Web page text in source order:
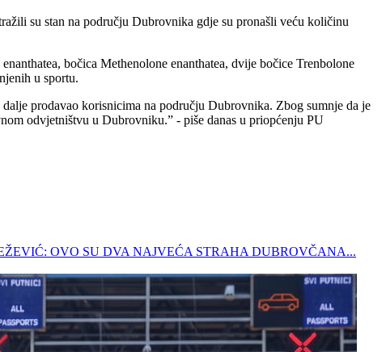
su stan na području Dubrovnika gdje su pronašli veću količinu
bočica Methenolone enanthatea, dvije bočice Trenbolone
u sportu.
prodavao korisnicima na području Dubrovnika. Zbog sumnje da je
odvjetništvu u Dubrovniku.” - piše danas u priopćenju PU
OVO SU DVA NAJVEĆA STRAHA DUBROVČANA...